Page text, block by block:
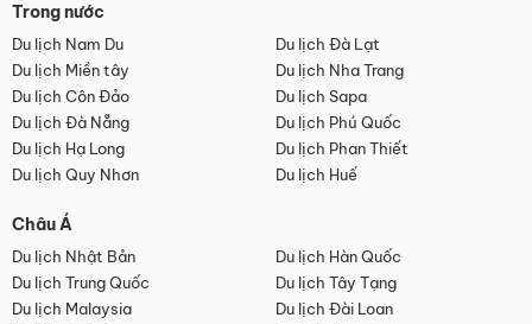
Trong nước
Du lịch Nam Du
Du lịch Đà Lạt
Du lịch Miền tây
Du lịch Nha Trang
Du lịch Côn Đảo
Du lịch Sapa
Du lịch Đà Nẵng
Du lịch Phú Quốc
Du lịch Hạ Long
Du lịch Phan Thiết
Du lịch Quy Nhơn
Du lịch Huế
Châu Á
Du lịch Nhật Bản
Du lịch Hàn Quốc
Du lịch Trung Quốc
Du lịch Tây Tạng
Du lịch Malaysia
Du lịch Đài Loan